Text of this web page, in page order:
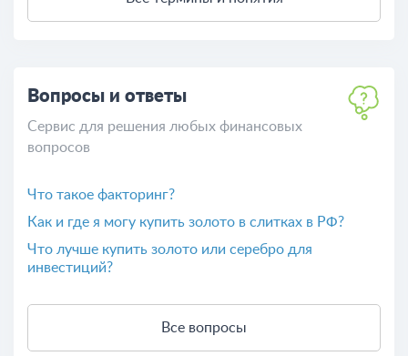
Вопросы и ответы
Сервис для решения любых финансовых
вопросов
Что такое факторинг?
Как и где я могу купить золото в слитках в РФ?
Что лучше купить золото или серебро для
инвестиций?
Все вопросы